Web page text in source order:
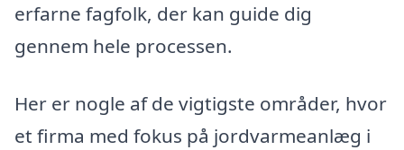
erfarne fagfolk, der kan guide dig
gennem hele processen.
Her er nogle af de vigtigste områder, hvor
et firma med fokus på jordvarmeanlæg i